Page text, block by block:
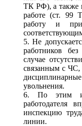
ТК РФ), а также
работе (ст. 99
работу и
Не
работников
случае
связанным с ЧС,
увольнения.
По этим и
работодателя
инспекцию
линии.